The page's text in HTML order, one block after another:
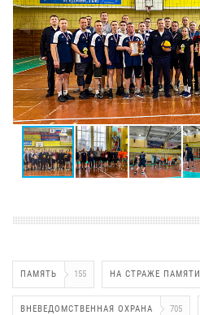
ПАМЯТЬ 155 НА СТРАЖЕ ПАМЯТИ
ВНЕВЕДОМСТВЕННАЯ ОХРАНА 705